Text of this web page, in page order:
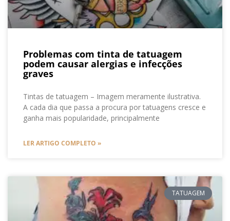
Problemas com tinta de tatuagem
podem causar alergias e infecções
graves
Tintas de tatuagem – Imagem meramente ilustrativa.
A cada dia que passa a procura por tatuagens cresce e
ganha mais popularidade, principalmente
LER ARTIGO COMPLETO »
TATUAGEM